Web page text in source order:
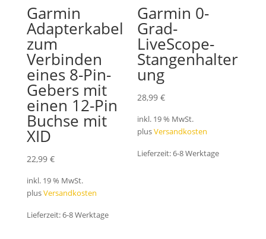
Garmin
Adapterkabel
zum
Verbinden
eines 8-Pin-
Gebers mit
einen 12-Pin
Buchse mit
XID
22,99 €
inkl. 19 % MwSt.
plusVersandkosten
Lieferzeit:6-8 Werktage
Garmin 0-
Grad-
LiveScope-
Stangenhalter
ung
28,99€
inkl. 19 % MwSt.
plusVersandkosten
Lieferzeit:6-8 Werktage